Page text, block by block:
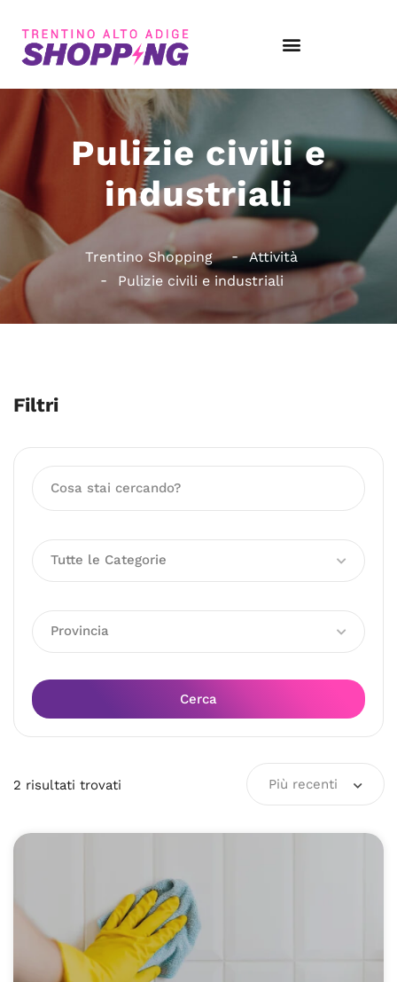
Pulizie civili e
industriali
Trentino Shopping
Attività
Pulizie civili e industriali
Filtri
Tutte le Categorie
Provincia
Cerca
2 risultati trovati Più recenti